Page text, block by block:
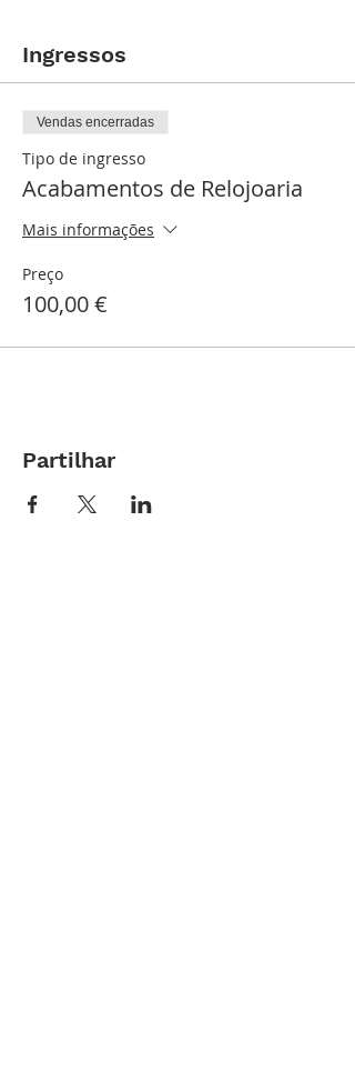
Ingressos
Vendas encerradas
Tipo de ingresso
Acabamentos de Relojoaria
Mais informações
Preço
100,00 €
Partilhar